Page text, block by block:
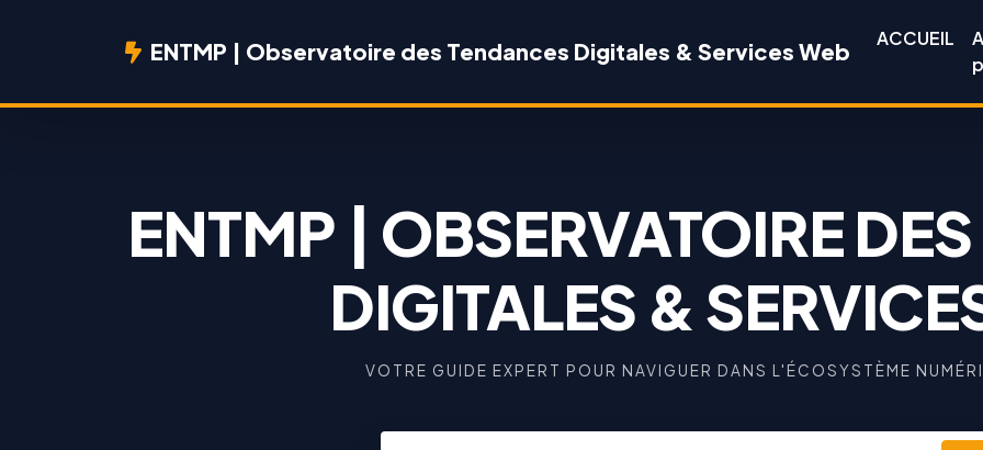
ENTMP | Observatoire des Tendances Digitales & Services Web ACCUEIL
A
ENTMP | OBSERVATOIRE
DIGITALES &
VOTRE GUIDE EXPERT POUR NAVIGUER DANS L'ÉCOSYSTÈME